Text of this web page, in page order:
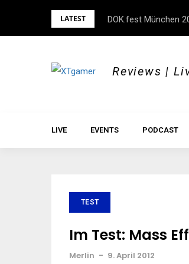
LATEST DOK.fest München
Reviews |
LIVE EVENTS PODCAST
TEST
Im Test: Mass
Merlin - 9. April 2012